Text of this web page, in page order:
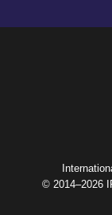
© 2014–2026